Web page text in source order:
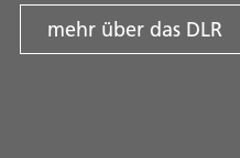
mehr über das DLR